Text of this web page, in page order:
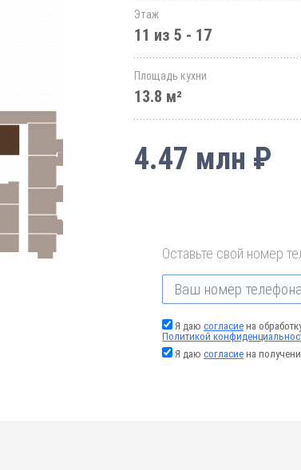
Этаж
11 из 5 - 17
Площадь кухни
13.8 м²
4.47 млн ₽
Оставьте свой номер
Я даю согласие на
Политикой
Я даю согласие на